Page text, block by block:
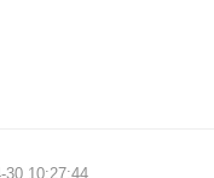
30 10:27:44